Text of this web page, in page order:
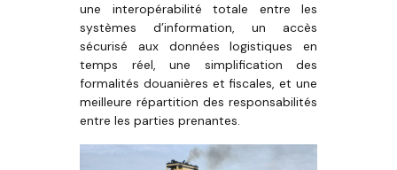
une interopérabilité totale entre les
systèmes d’information, un accès
sécurisé aux données logistiques en
temps réel, une simplification des
formalités douanières et fiscales, et une
meilleure répartition des responsabilités
entre les parties prenantes.